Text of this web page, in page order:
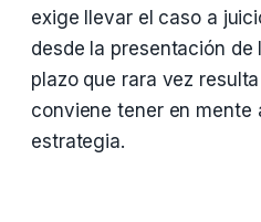
exige llevar el caso a
desde la presentación
plazo que rara vez
conviene tener en mente
estrategia.